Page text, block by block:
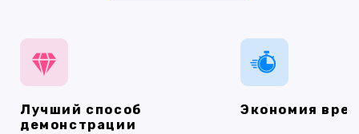
Лучший способ
демонстрации
Экономия